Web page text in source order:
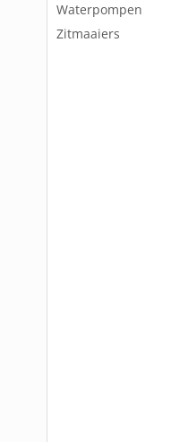
Waterpompen
Zitmaaiers